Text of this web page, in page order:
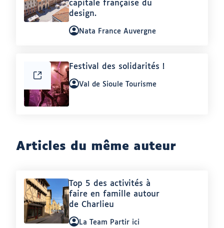
s
d
u
r
a
m
t
i
r
i
c
i
capitale française du
design.
Auteur
Nata France Auvergne
Article
Festival des solidarités !
Auteur
Val de Sioule Tourisme
Articles du même auteur
Article
:
Top 5 des activités à
faire en famille autour
de Charlieu
Auteur
La Team Partir ici